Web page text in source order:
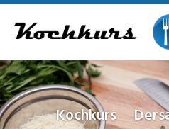
content
Kochkurs